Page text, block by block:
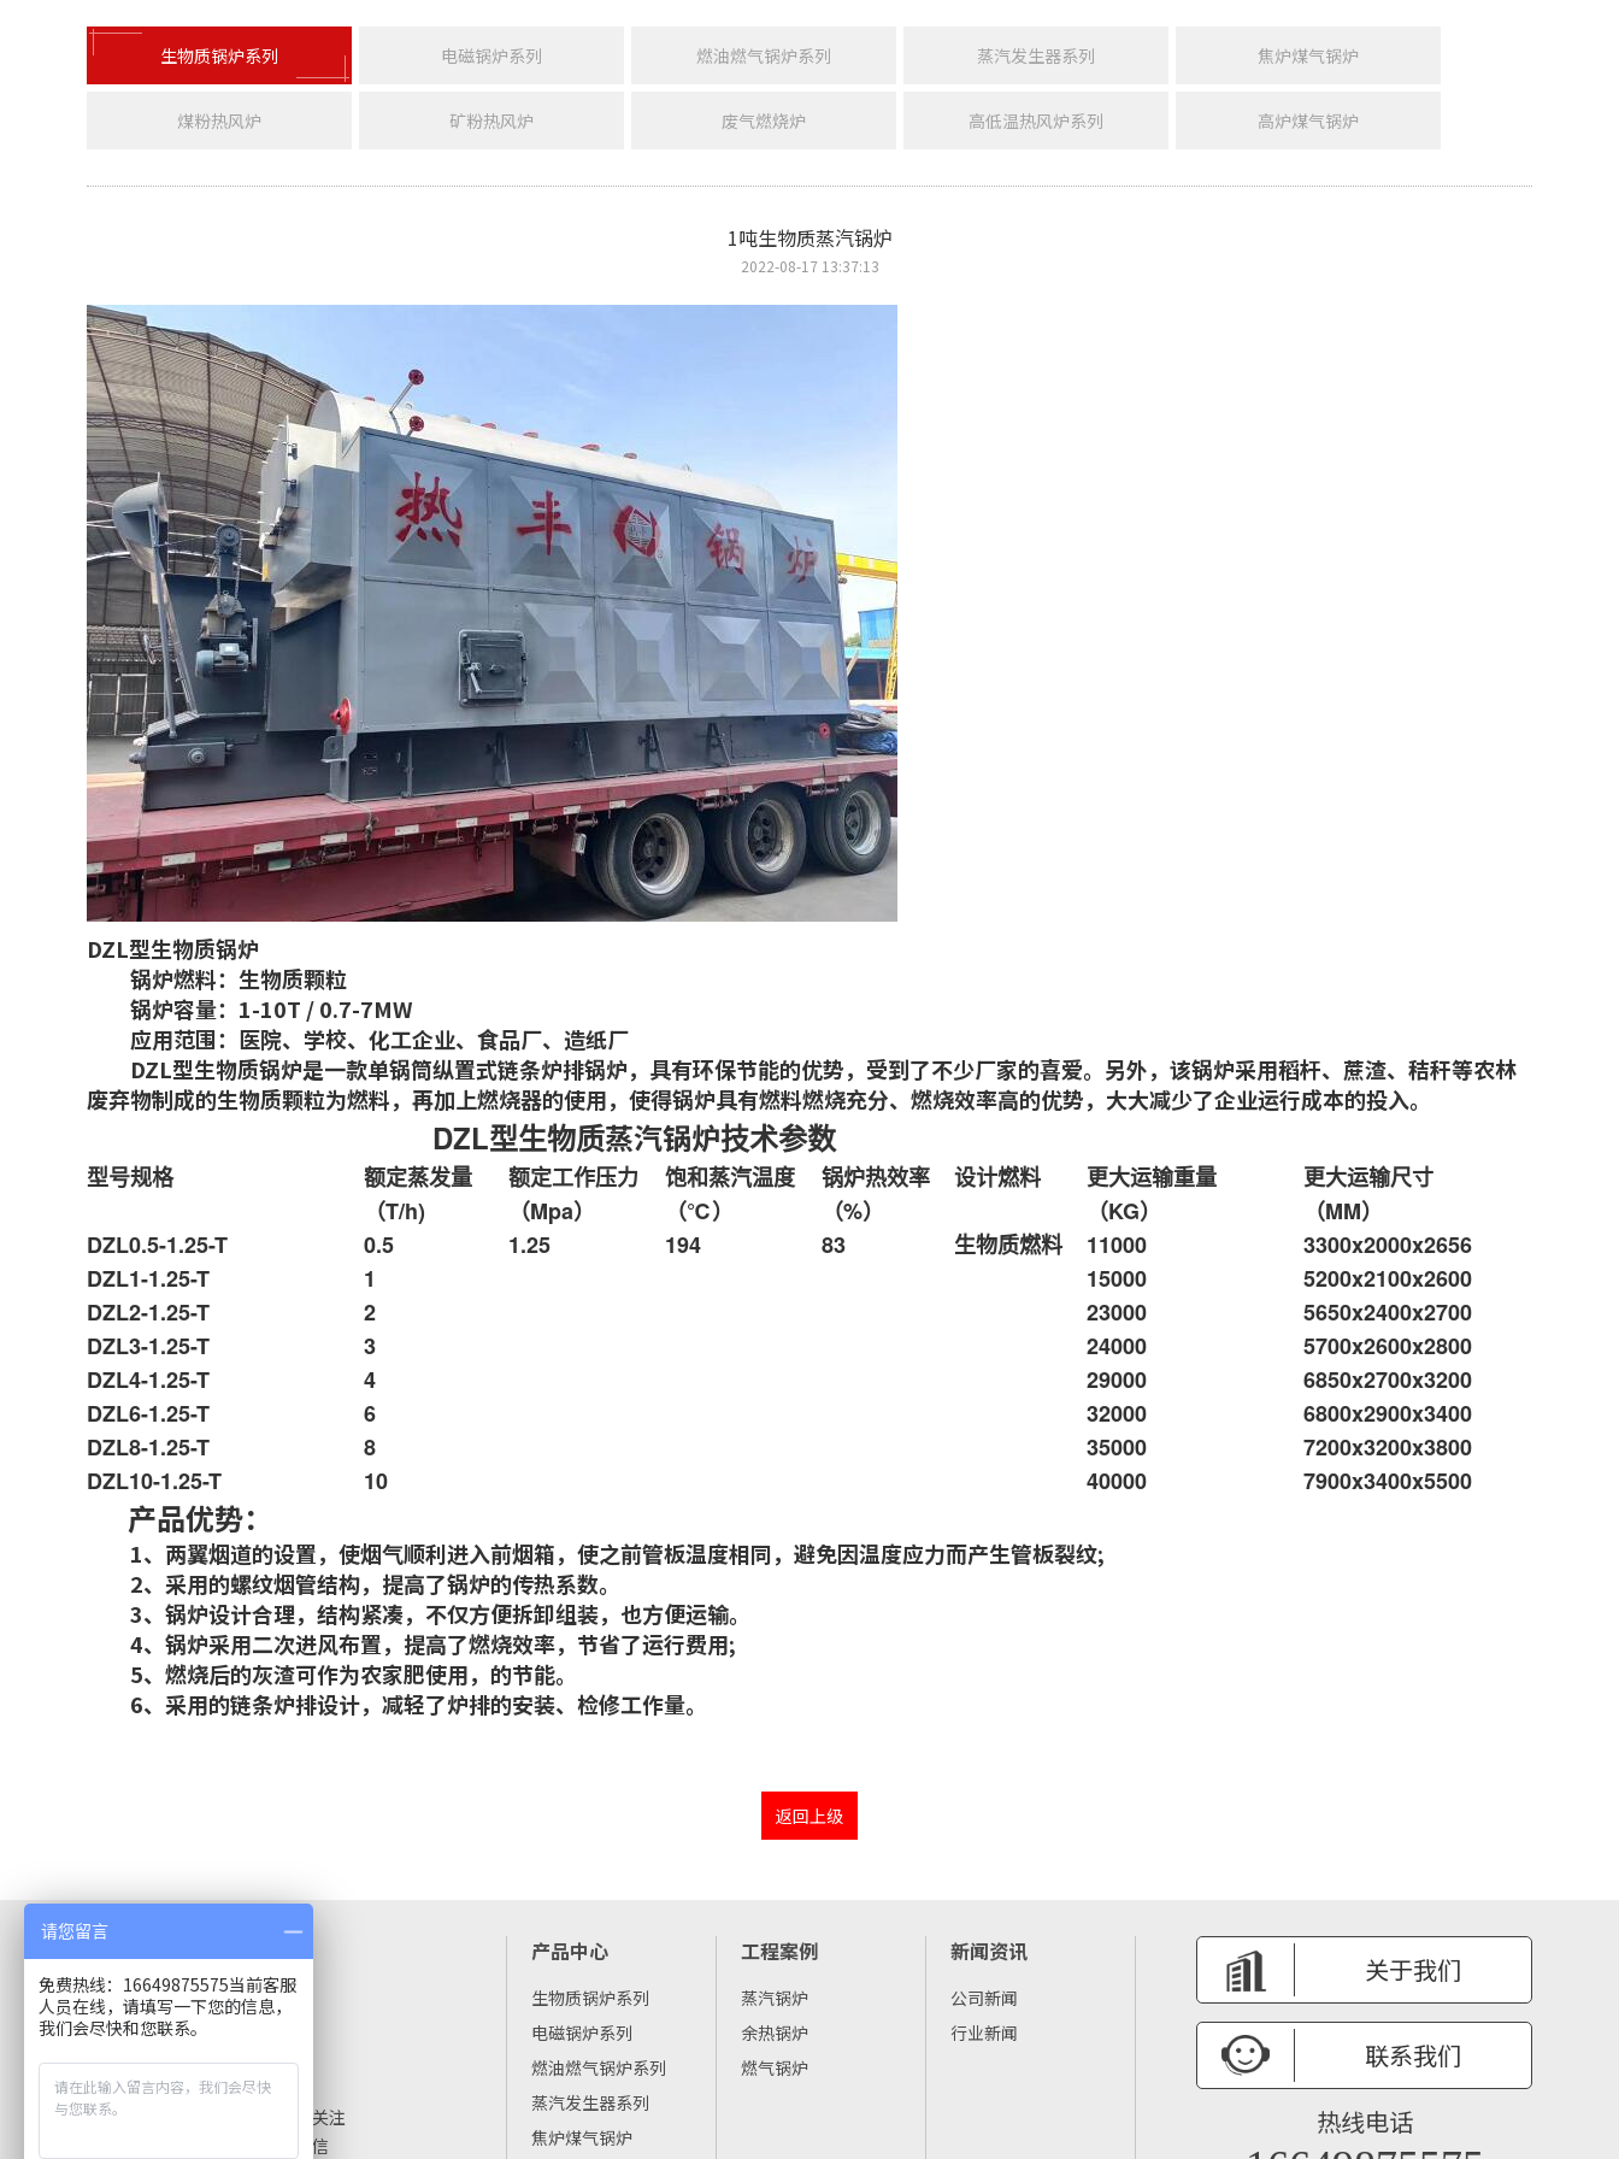
生物质锅炉系列 电磁锅炉系列 燃油燃气锅炉系列 蒸汽发生器系列 焦炉煤气锅炉
煤粉热风炉 矿粉热风炉 废气燃烧炉 高低温热风炉系列 高炉煤气锅炉
1吨生物质蒸汽锅炉
2022-08-17 13:37:13
DZL型生物质锅炉
锅炉燃料：生物质颗粒
锅炉容量：1-10T / 0.7-7MW
应用范围：医院、学校、化工企业、食品厂、造纸厂
DZL型生物质锅炉是一款单锅筒纵置式链条炉排锅炉，具有环保节能的优势，受到了不少厂家的喜爱。另外，该锅炉采用稻杆、蔗渣、秸秆等农林
废弃物制成的生物质颗粒为燃料，再加上燃烧器的使用，使得锅炉具有燃料燃烧充分、燃烧效率高的优势，大大减少了企业运行成本的投入。
DZL型生物质蒸汽锅炉技术参数
型号规格
额定蒸发量
（T/h)
额定工作压力
（Mpa）
饱和蒸汽温度
（℃）
锅炉热效率
（%）
设计燃料
更大运输重量
（KG）
更大运输尺寸
（MM）
DZL0.5-1.25-T
0.5 1.25 194 83 生物质燃料 11000
3300x2000x2656
DZL1-1.25-T
1 15000
5200x2100x2600
DZL2-1.25-T
2 23000
5650x2400x2700
DZL3-1.25-T
3 24000
5700x2600x2800
DZL4-1.25-T
4 29000
6850x2700x3200
DZL6-1.25-T
6 32000
6800x2900x3400
DZL8-1.25-T
8 35000
7200x3200x3800
DZL10-1.25-T
10 40000 7900x3400x5500
产品优势：
1、两翼烟道的设置，使烟气顺利进入前烟箱，使之前管板温度相同，避免因温度应力而产生管板裂纹;
2、采用的螺纹烟管结构，提高了锅炉的传热系数。
3、锅炉设计合理，结构紧凑，不仅方便拆卸组装，也方便运输。
4、锅炉采用二次进风布置，提高了燃烧效率，节省了运行费用;
5、燃烧后的灰渣可作为农家肥使用，的节能。
6、采用的链条炉排设计，减轻了炉排的安装、检修工作量。
返回上级
电话：16649875575
地址：河南省太康县工业园
扫一扫关注
官方微信
产品中心
生物质锅炉系列
电磁锅炉系列
燃油燃气锅炉系列
蒸汽发生器系列
焦炉煤气锅炉
工程案例
蒸汽锅炉
余热锅炉
燃气锅炉
新闻资讯
公司新闻
行业新闻
关于我们
联系我们
热线电话
请您留言
免费热线：16649875575当前客服
人员在线，请填写一下您的信息，
我们会尽快和您联系。